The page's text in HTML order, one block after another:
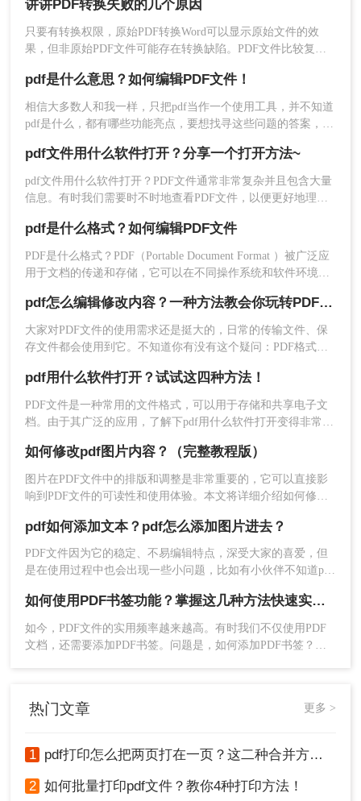
器，有些特殊情况是转换器也解决不了的，下面就来详细的讲
讲，看完你就明白了。
讲讲PDF转换失败的几个原因
只要有转换权限，原始PDF转换Word可以显示原始文件的效
果，但非原始PDF文件可能存在转换缺陷。PDF文件比较复
pdf是什么意思？如何编辑PDF文件！
相信大多数人和我一样，只把pdf当作一个使用工具，并不知道
pdf是什么，都有哪些功能亮点，要想找寻这些问题的答案，那
pdf文件用什么软件打开？分享一个打开方法~
pdf文件用什么软件打开？PDF文件通常非常复杂并且包含大量
信息。​有时我们需要时不时地查看PDF文件，以便更好地理解
读器来查看pdf文件。那么pdf文件用什么软件打开呢？以下是
一简单使用方法。
pdf是什么格式？如何编辑PDF文件
PDF是什么格式？PDF（Portable Document Format ）被广泛应
用于文档的传递和存储，它可以在不同操作系统和软件环境下
性和保密性，因此在现代社会中得到了广泛应用。那么，如何
编辑PDF文件呢？下面一起看看吧。
pdf怎么编辑修改内容？一种方法教会你玩转PDF操作~
大家对PDF文件的使用需求还是挺大的，日常的传输文件、保
存文件都会使用到它。不知道你有没有这个疑问：PDF格式明
pdf用什么软件打开？试试这四种方法！
PDF文件是一种常用的文件格式，可以用于存储和共享电子文
档。由于其广泛的应用，了解下pdf用什么软件打开变得非常重
器、在线网站、使用Word文档等，并给出相应的操作指南。
如何修改pdf图片内容？（完整教程版）
图片在PDF文件中的排版和调整是非常重要的，它可以直接影
响到PDF文件的可读性和使用体验。本文将详细介绍如何修改
pdf如何添加文本？pdf怎么添加图片进去？
PDF文件因为它的稳定、不易编辑特点，深受大家的喜爱，但
是在使用过程中也会出现一些小问题，比如有小伙伴不知道pdf
档，快来看看吧！​
如何使用PDF书签功能？掌握这几种方法快速实现！
如今，PDF文件的实用频率越来越高。有时我们不仅使用PDF
文档，还需要添加PDF书签。问题是，如何添加PDF书签？接
热门文章 更多 >
1 pdf打印怎么把两页打在一页？这二种合并方法了解一下！
2 如何批量打印pdf文件？教你4种打印方法！